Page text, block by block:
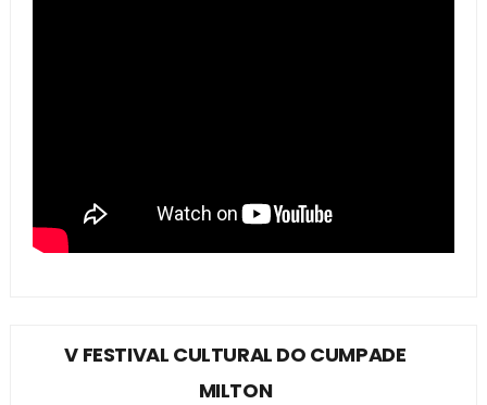
V FESTIVAL CULTURAL DO CUMPADE
MILTON